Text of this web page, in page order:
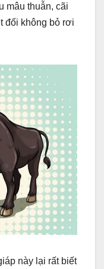
mâu thuẫn, cãi
đối không bỏ rơi
này lại rất biết